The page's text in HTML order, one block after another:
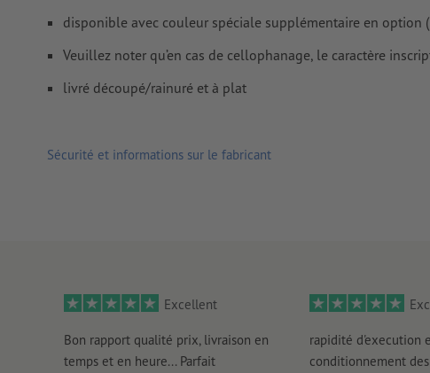
Nous ne vérifions pas lesfautes d'orthographe et de syntaxe
Nous ne vérifions pas lesréglages de surimpression
Lescommentairessont supprimés et ne seront ainsi pas
disponible avec couleur spéciale supplémentaire en option
Veuillez noter qu’en cas de cellophanage, le caractère
livré découpé/rainuré et à plat
Sécurité et informations sur le fabricant
Excellent
Bon rapport qualité prix, livraison en
temps et en heure... Parfait
rapidité d'execution
conditionnement